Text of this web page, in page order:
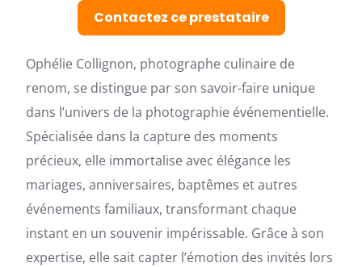
Contactez ce prestataire
Ophélie Collignon, photographe culinaire de
renom, se distingue par son savoir-faire unique
dans l’univers de la photographie événementielle.
Spécialisée dans la capture des moments
précieux, elle immortalise avec élégance les
mariages, anniversaires, baptêmes et autres
événements familiaux, transformant chaque
instant en un souvenir impérissable. Grâce à son
expertise, elle sait capter l’émotion des invités lors